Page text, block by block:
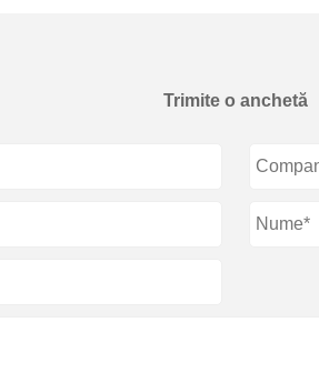
Trimite o anchetă